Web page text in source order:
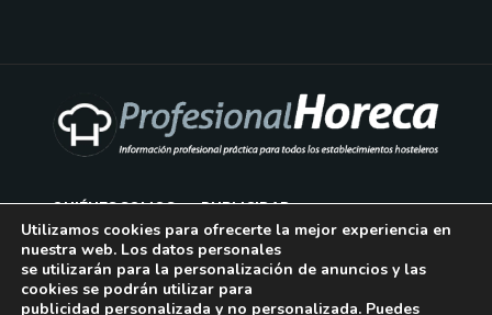
QUIÉNES SOMOS PUBLICIDAD
AVISO LEGAL
POLÍTICA DE COOKIES
Utilizamos cookies para ofrecerte la mejor experiencia en
nuestra web. Los datos personales
se utilizarán para la personalización de anuncios y las
cookies se podrán utilizar para
publicidad personalizada y no personalizada. Puedes